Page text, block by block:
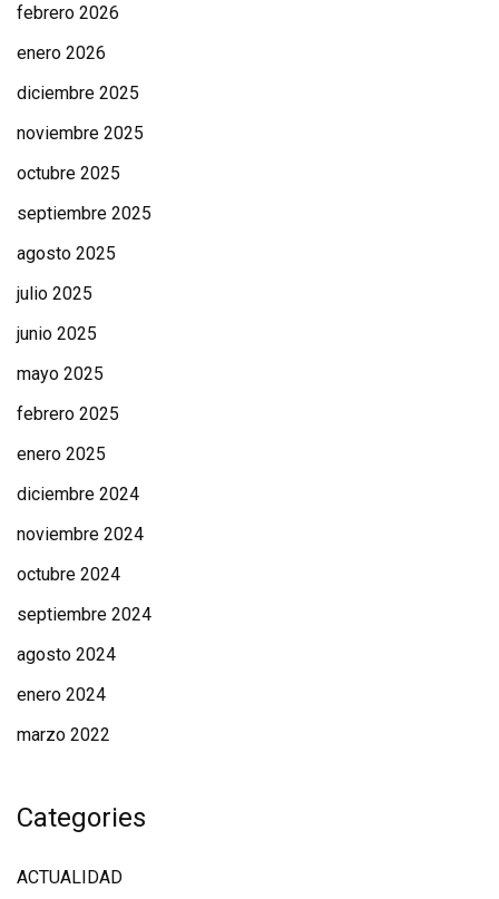
febrero 2026
enero 2026
diciembre 2025
noviembre 2025
octubre 2025
septiembre 2025
agosto 2025
julio 2025
junio 2025
mayo 2025
febrero 2025
enero 2025
diciembre 2024
noviembre 2024
octubre 2024
septiembre 2024
agosto 2024
enero 2024
marzo 2022
Categories
ACTUALIDAD